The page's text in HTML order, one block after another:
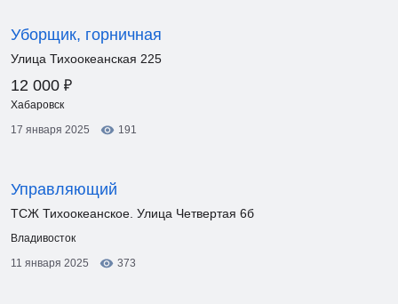
Уборщик, горничная
Улица Тихоокеанская 225
12 000 ₽
Хабаровск
17 января 2025
191
Управляющий
ТСЖ Тихоокеанское. Улица Четвертая 6б
Владивосток
11 января 2025
373